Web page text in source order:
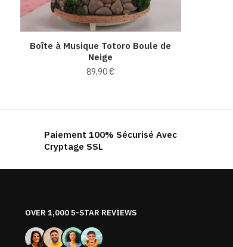
Boîte à Musique Totoro Boule de
Neige
89,90€
Paiement 100% Sécurisé Avec
Cryptage SSL
OVER 1,000 5-STAR REVIEWS